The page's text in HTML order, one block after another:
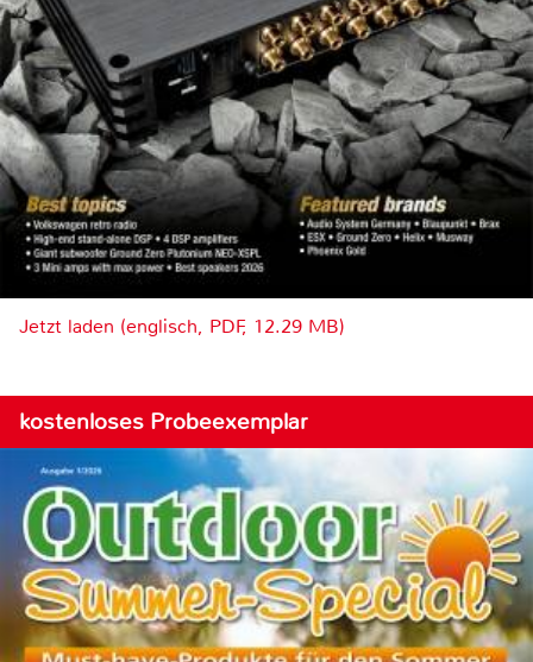
Jetzt laden (englisch, PDF, 12.29 MB)
kostenloses Probeexemplar